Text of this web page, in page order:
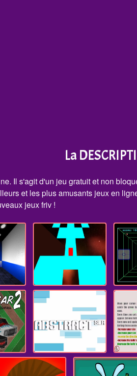
La
Il s'agit d'un jeu gratuit et non
et les plus amusants jeux en
jeux friv !